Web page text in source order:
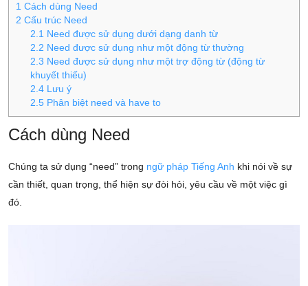
1 Cách dùng Need
2 Cấu trúc Need
2.1 Need được sử dụng dưới dạng danh từ
2.2 Need được sử dụng như một động từ thường
2.3 Need được sử dụng như một trợ động từ (động từ
khuyết thiếu)
2.4 Lưu ý
2.5 Phân biệt need và have to
Cách dùng Need
Chúng ta sử dụng “need” trong ngữ pháp Tiếng Anh khi nói về sự
cần thiết, quan trọng, thể hiện sự đòi hỏi, yêu cầu về một việc gì
đó.